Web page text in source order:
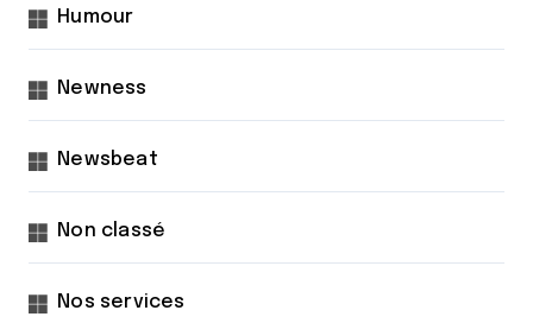
Humour
Newness
Newsbeat
Non classé
Nos services